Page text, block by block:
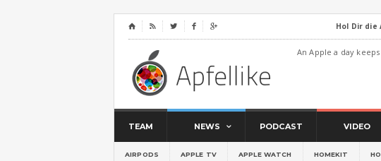
⌂     Hol Dir die
An Apple a day
TEAM NEWS PODCAST VIDEO
AIRPODS APPLE TV APPLE WATCH HOMEKIT